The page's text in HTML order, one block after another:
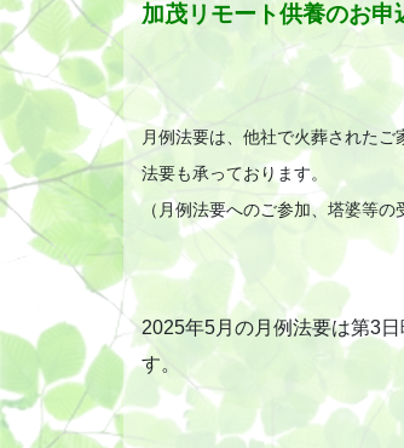
加茂リモート供養のお
月例法要は、他社で火葬された
法要も承っております。
（月例法要へのご参加、塔婆等の
2025年5月の月例法要は第3
す。